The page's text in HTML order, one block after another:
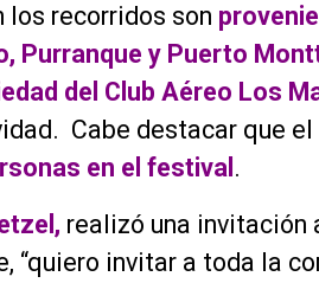
los recorridos son
Purranque y Puerto
del Club Aéreo Los
Cabe destacar que el
en el festival .
realizó una invitación
“quiero invitar a toda la